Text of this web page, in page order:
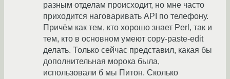
разным отделам происходит, но мне часто
приходится наговаривать API по телефону.
Причём как тем, кто хорошо знает Perl, так и
тем, кто в основном умеют copy-paste-edit
делать. Только сейчас представил, какая бы
дополнительная морока была,
использовали б мы Питон. Сколько